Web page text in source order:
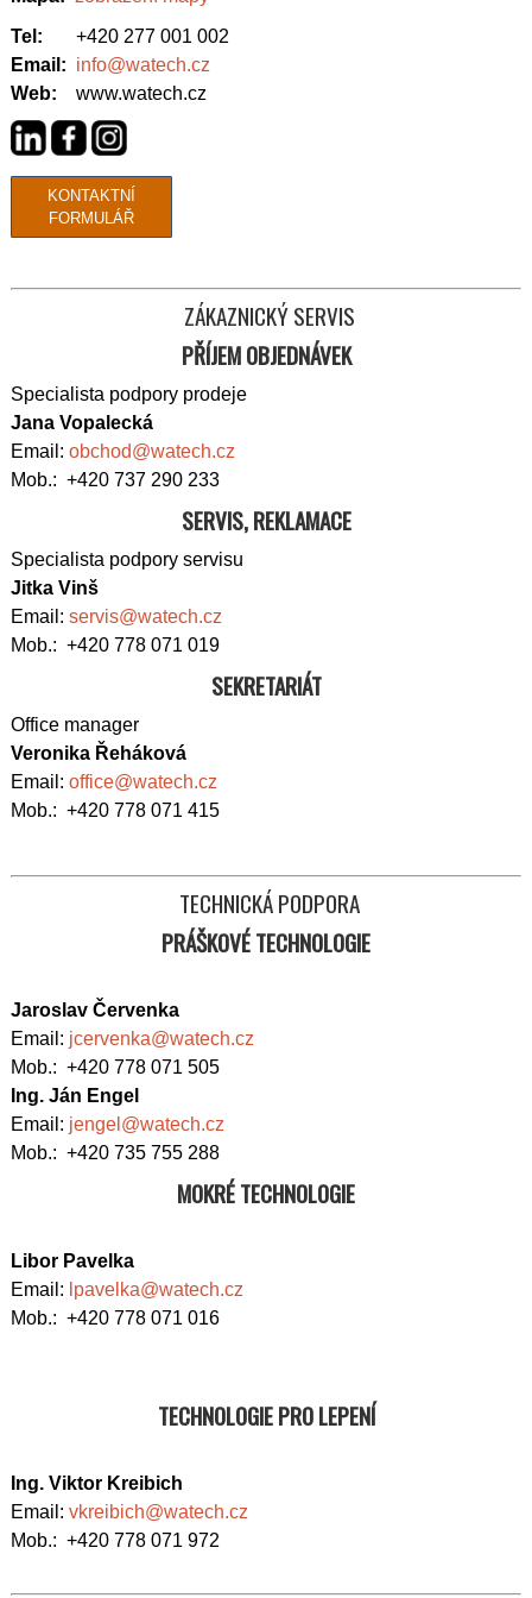
Tel:
+420 277 001 002
Email: info@watech.cz
Web: www.watech.cz
KONTAKTNÍ
FORMULÁŘ
ZÁKAZNICKÝ SERVIS
PŘÍJEM OBJEDNÁVEK
Specialista podpory prodeje
Jana Vopalecká
Email: obchod@watech.cz
Mob.: +420 737 290 233
SERVIS, REKLAMACE
Specialista podpory servisu
Jitka Vinš
Email: servis@watech.cz
Mob.: +420 778 071 019
SEKRETARIÁT
Office manager
Veronika Řeháková
Email: office@watech.cz
Mob.: +420 778 071 415
TECHNICKÁ PODPORA
PRÁŠKOVÉ TECHNOLOGIE
Jaroslav Červenka
Email: jcervenka@watech.cz
Mob.: +420 778 071 505
Ing. Ján Engel
Email: jengel@watech.cz
Mob.: +420 735 755 288
MOKRÉ TECHNOLOGIE
Libor Pavelka
Email: lpavelka@watech.cz
Mob.: +420 778 071 016
TECHNOLOGIE PRO LEPENÍ
Ing. Viktor Kreibich
Email: vkreibich@watech.cz
Mob.: +420 778 071 972